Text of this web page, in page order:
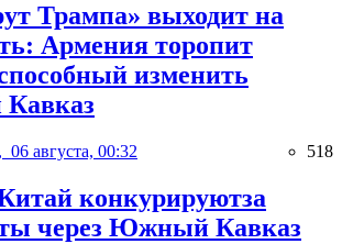
Трампа» выходит на
Армения торопит
изменить
06 августа, 00:32 518
конкурируютза
через Южный Кавказ